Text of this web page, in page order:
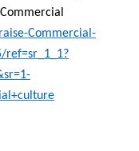
Commercial-
ref=sr_1_1?